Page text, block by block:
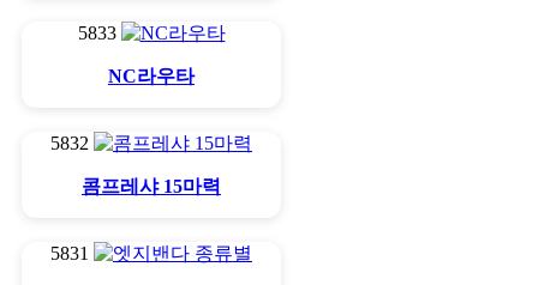
5833
NC라우타
5832
콤프레샤 15마력
5831